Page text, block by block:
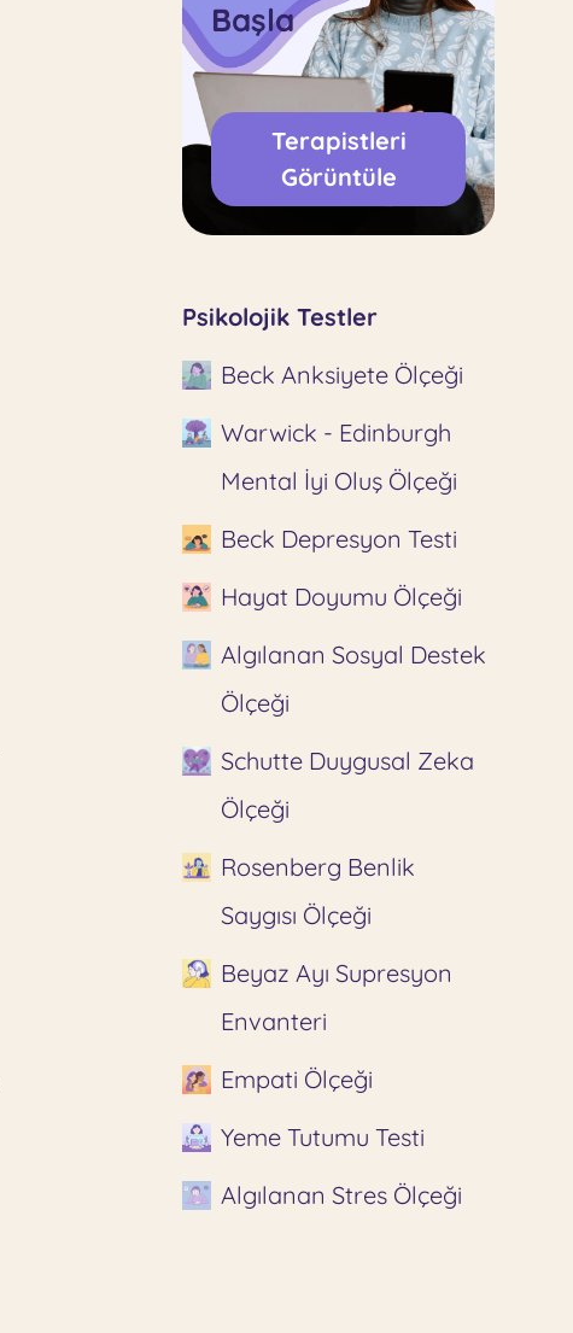
Başla
Terapistleri
Görüntüle
Psikolojik Testler
Beck Anksiyete Ölçeği
Warwick - Edinburgh
Mental İyi Oluş Ölçeği
Beck Depresyon Testi
Hayat Doyumu Ölçeği
Algılanan Sosyal Destek
Ölçeği
Schutte Duygusal Zeka
Ölçeği
Rosenberg Benlik
Saygısı Ölçeği
Beyaz Ayı Supresyon
Envanteri
Empati Ölçeği
Yeme Tutumu Testi
Algılanan Stres Ölçeği